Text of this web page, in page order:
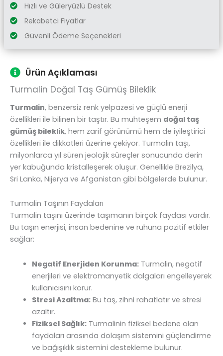
Hızlı ve Güleryüzlü Destek
Rekabetci Fiyatlar
Güvenli Ödeme Seçenekleri
Ürün Açıklaması
Turmalin Doğal Taş Gümüş Bileklik
Turmalin, benzersiz renk yelpazesi ve güçlü enerji
özellikleri ile bilinen bir taştır. Bu muhteşem doğal taş
gümüş bileklik, hem zarif görünümü hem de iyileştirici
özellikleri ile dikkatleri üzerine çekiyor. Turmalin taşı,
milyonlarca yıl süren jeolojik süreçler sonucunda derin
yer kabuğunda kristalleşerek oluşur. Genellikle Brezilya,
Sri Lanka, Nijerya ve Afganistan gibi bölgelerde bulunur.
Turmalin Taşının Faydaları
Turmalin taşını üzerinde taşımanın birçok faydası vardır.
Bu taşın enerjisi, insan bedenine ve ruhuna pozitif etkiler
sağlar:
Negatif Enerjiden Korunma:Turmalin, negatif
enerjileri ve elektromanyetik dalgaları engelleyerek
kullanıcısını korur.
Stresi Azaltma:Bu taş, zihni rahatlatır ve stresi
azaltır.
Fiziksel Sağlık:Turmalinin fiziksel bedene olan
faydaları arasında dolaşım sistemini güçlendirme
ve bağışıklık sistemini destekleme bulunur.